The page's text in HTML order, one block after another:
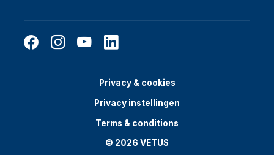
Privacy & cookies
Privacy instellingen
Terms & conditions
© 2026 VETUS